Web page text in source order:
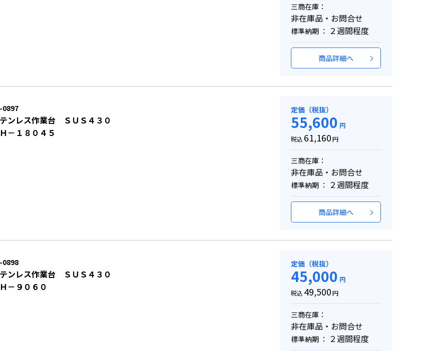
三商在庫：
非在庫品・お問合せ
標準納期 ： ２週間程度
商品詳細へ
0897
ンレス作業台 ＳＵＳ４３０
－１８０４５
定価（税抜）
55,600 円
税込 61,160円
三商在庫：
非在庫品・お問合せ
標準納期 ： ２週間程度
商品詳細へ
0898
ンレス作業台 ＳＵＳ４３０
－９０６０
定価（税抜）
45,000 円
税込 49,500円
三商在庫：
非在庫品・お問合せ
標準納期 ： ２週間程度